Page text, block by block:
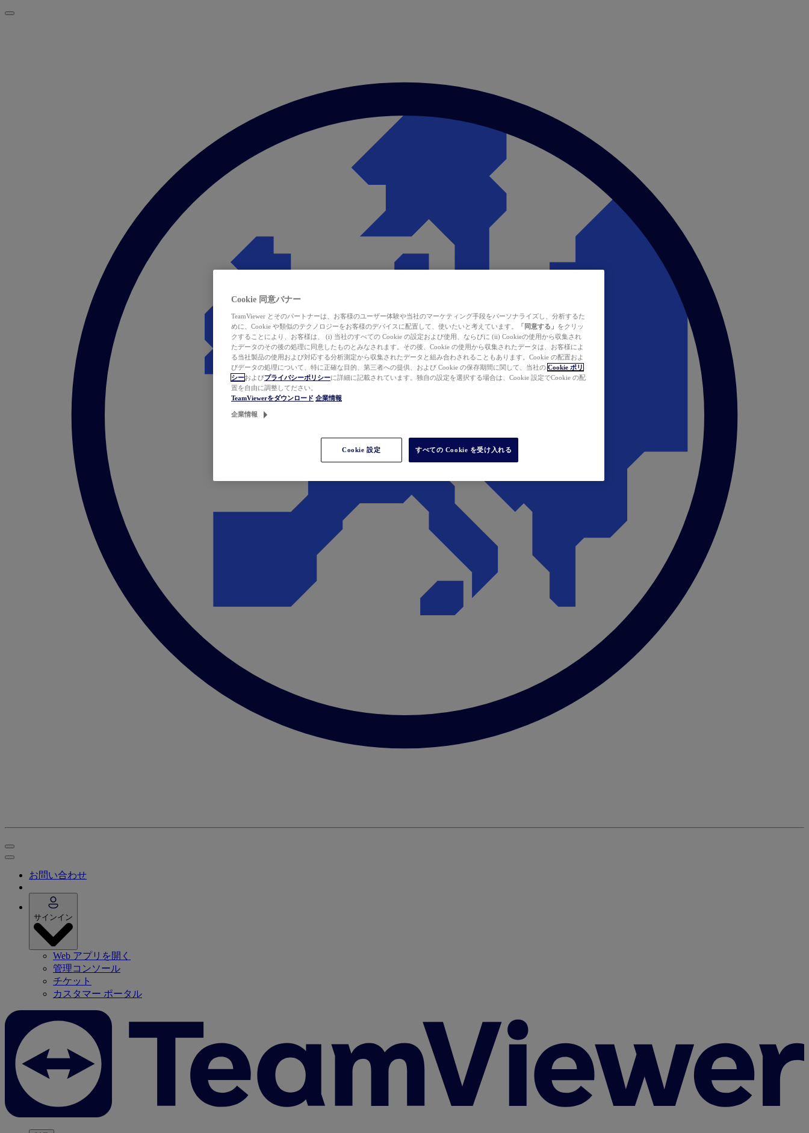
お問い合わせ
サインイン
Web アプリを開く
管理コンソール
チケット
カスタマー ポータル
Cookie 同意バナー
TeamViewer とそのパートナーは、お客様のユーザー体験や当社のマーケティング手段をパーソナライズし、分析するた
めに、Cookie や類似のテクノロジーをお客様のデバイスに配置して、使いたいと考えています。
「同意する」 をクリッ
クすることにより、お客様は、 (i) 当社のすべての Cookie の設定および使用、ならびに (ii) Cookieの使用から収集され
たデータのその後の処理に同意したものとみなされます。その後、Cookie の使用から収集されたデータは、お客様によ
る当社製品の使用および対応する分析測定から収集されたデータと組み合わされることもあります。Cookie の配置およ
びデータの処理について、特に正確な目的、第三者への提供、および Cookie の保存期間に関して、当社の Cookie ポリ
シーおよびプライバシーポリシーに詳細に記載されています。独自の設定を選択する場合は、Cookie 設定でCookie の配
置を自由に調整してださい。
TeamViewerをダウンロード 企業情報
企業情報
Cookie 設定 すべての Cookie を受け入れる